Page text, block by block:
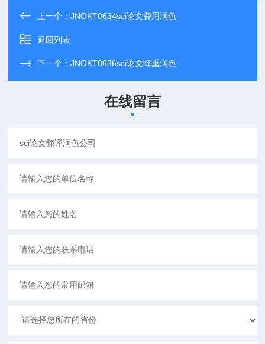
上一个：JNOKT0634sci论文费用润色
返回列表
下一个：JNOKT0636sci论文降重润色
在线留言